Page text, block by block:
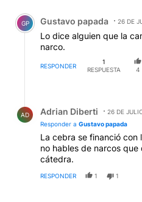
Comentario de Gustavo
GP Gustavo papada 26 DE
Lo dice alguien que la
narco.
RESPONDER
1
RESPUESTA
4
AD Adrian Diberti
26 DE
Responder a Gustavo papada
La cebra se financió con
no hables de narcos
cátedra.
RESPONDER 1 1